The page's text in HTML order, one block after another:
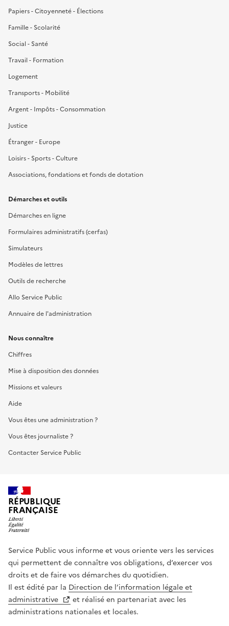
Papiers - Citoyenneté - Élections
Famille - Scolarité
Social - Santé
Travail - Formation
Logement
Transports - Mobilité
Argent - Impôts - Consommation
Justice
Étranger - Europe
Loisirs - Sports - Culture
Associations, fondations et fonds de dotation
Démarches et outils
Démarches en ligne
Formulaires administratifs (cerfas)
Simulateurs
Modèles de lettres
Outils de recherche
Allo Service Public
Annuaire de l'administration
Nous connaître
Chiffres
Mise à disposition des données
Missions et valeurs
Aide
Vous êtes une administration ?
Vous êtes journaliste ?
Contacter Service Public
RÉPUBLIQUE
FRANÇAISE
Service Public vous informe et vous oriente vers les services
qui permettent de connaître vos obligations, d’exercer vos
droits et de faire vos démarches du quotidien.
Il est édité par la Direction de l’information légale et
administrative
et réalisé en partenariat avec les
administrations nationales et locales.